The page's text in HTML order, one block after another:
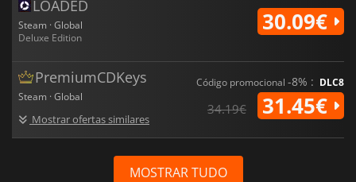
LOADED
Steam · Global
Deluxe Edition
30.09€
PremiumCDKeys
Steam · Global
Mostrar ofertas similares
Código promocional -8% : DLC8
34.19€ 31.45€
MOSTRAR TUDO